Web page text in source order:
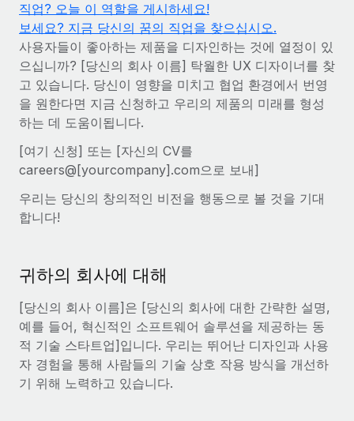
전 세계 계약자의 온보딩 및 관리
PEO
복잡한 고용 업무를 아웃소싱
인프라
HR을 워크플로에 매끄럽게 통합
팀을 위한 통합된 핵심 HR 기능
핵심 비즈니스 도구로 프로세스를 간소화
서비스
전문가 상담
성장 단계
스타트업
성장하는 기업을 위한 민첩한 글로벌 HR 및 급여 솔루션
중견기업
맞춤형 HR 솔루션으로 팀 확장
엔터프라이즈
대기업을 위한 글로벌 HR
전략적 기술 파트너
파트너 되기
Remote와의 파트너십 기회 탐색
Remote Build 곧 제공 예정
통합 및 AI 자동화 컨설팅
계약자 지급 계산기
글로벌 계약직을 위한 통화 옵션과 지급 소요 시간 확인
REMOTE와 함께 배우기
리서치 및 가이드
사례 연구
HR 용어집
체크리스트 및 템플릿
웨비나
이벤트
뉴스룸
급여 및 인재 인사이트
Nederlands
Français
Deutsch
Español
Português (Portugal)
한국어
中文（简体）
로그인
직업? 오늘 이 역할을 게시하세요!
보세요? 지금 당신의 꿈의 직업을 찾으십시오.
사용자들이 좋아하는 제품을 디자인하는 것에 열정이 있
으십니까? [당신의 회사 이름] 탁월한 UX 디자이너를 찾
고 있습니다. 당신이 영향을 미치고 협업 환경에서 번영
을 원한다면 지금 신청하고 우리의 제품의 미래를 형성
하는 데 도움이됩니다.
[여기 신청] 또는 [자신의 CV를
careers@[yourcompany].com으로 보내]
우리는 당신의 창의적인 비전을 행동으로 볼 것을 기대
합니다!
귀하의 회사에 대해
[당신의 회사 이름]은 [당신의 회사에 대한 간략한 설명,
예를 들어, 혁신적인 소프트웨어 솔루션을 제공하는 동
적 기술 스타트업]입니다. 우리는 뛰어난 디자인과 사용
자 경험을 통해 사람들의 기술 상호 작용 방식을 개선하
기 위해 노력하고 있습니다.